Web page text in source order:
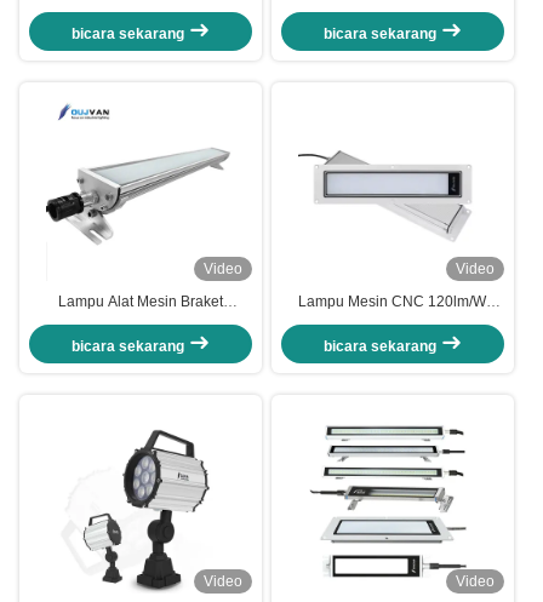
Ledakan Tahan Air Lampu Kerja
Mesin LED Lengan Panjang 24V
110V 220V
bicara sekarang
IP68 Multi-Ukuran, Hemat Energi
Untuk Bengkel Kasar
bicara sekarang
Video
Lampu Alat Mesin Braket
Bergerak Paduan Aluminium
LED DC24V Tahan Ledakan
bicara sekarang
Video
Lampu Mesin CNC 120lm/W
280Mm IP68 Tahan Air Lampu
Kerja LED Tahan Ledakan Alat
Mesin
bicara sekarang
Video
Video